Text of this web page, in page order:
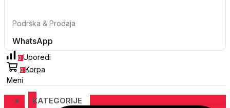
Podrška & Prodaja
WhatsApp
0 Uporedi
0 Korpa
Meni
KATEGORIJE